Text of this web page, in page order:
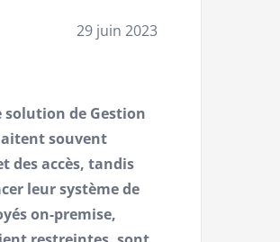
29 juin 2023
de Gestion
souvent
des accès, tandis
leur système de
on-premise,